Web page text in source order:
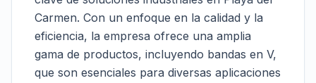
Carmen. Con un enfoque en la calidad y la
eficiencia, la empresa ofrece una amplia
gama de productos, incluyendo bandas en V,
que son esenciales para diversas aplicaciones